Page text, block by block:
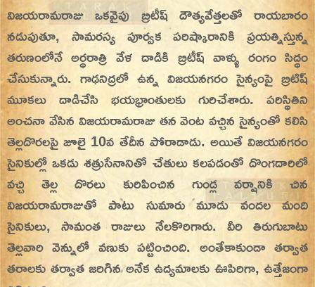
విజయరామరాజు ఒకవైపు బ్రిటీష్ దౌత్యవేత్తలతో రాయబారం
నడుపుతూ, సామరస్య పూర్వక పరిష్కారానికి ప్రయత్నిస్తున్న
తరుణంలోనే అర్ధరాత్రి వేళ దాడికి బ్రిటీష్ వాళ్ళు రంగం సిద్ధం
చేసుకున్నారు. గాఢనిద్రలో ఉన్న విజయనగరం సైన్యంపై బ్రిటిష్
మూకలు దాడిచేసి భయభ్రాంతులకు గురిచేశారు. పరిస్థితిని
అంచనా వేసిన విజయరామరాజు తన వెంట వచ్చిన సైన్యంతో కలిసి
తెల్లదొరలపై జూలై 10వ తేదీన పోరాడాడు. అయితే విజయనగరం
సైనికుల్లో ఒకడు శత్రుసేనానితో చేతులు కలపడంతో దొంగదారిలో
వచ్చి తెల్ల దొరలు కురిపించిన గుండ్ల వర్షానికి చిన
విజయరామరాజుతో పాటు సుమారు మూడు వందల మంది
సైనికులు, సామంత రాజులు నేలకొరిగారు. వీరి తిరుగుబాటు
తెల్లవారి వెన్నులో వణుకు పట్టించింది. అంతేకాకుండా తర్వాత
తరాలకు తర్వాత జరిగిన అనేక ఉద్యమాలకు ఊపిరిగా, ఉత్తేజంగా